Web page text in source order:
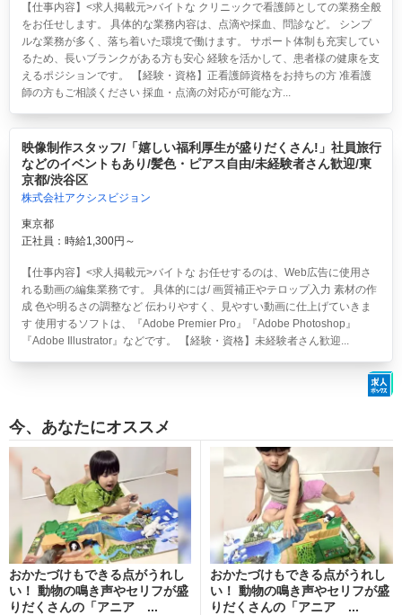
【仕事内容】<求人掲載元>バイトな クリニックで看護師としての業務全般
をお任せします。 具体的な業務内容は、点滴や採血、問診など。 シンプ
ルな業務が多く、落ち着いた環境で働けます。 サポート体制も充実してい
るため、長いブランクがある方も安心 経験を活かして、患者様の健康を支
えるポジションです。 【経験・資格】正看護師資格をお持ちの方 准看護
師の方もご相談ください 採血・点滴の対応が可能な方...
映像制作スタッフ/「嬉しい福利厚生が盛りだくさん!」社員旅行
などのイベントもあり/髪色・ピアス自由/未経験者さん歓迎/東
京都/渋谷区
株式会社アクシスビジョン
東京都
正社員：時給1,300円～
【仕事内容】<求人掲載元>バイトな お任せするのは、Web広告に使用さ
れる動画の編集業務です。 具体的には/ 画質補正やテロップ入力 素材の作
成 色や明るさの調整など 伝わりやすく、見やすい動画に仕上げていきま
す 使用するソフトは、『Adobe Premier Pro』『Adobe Photoshop』
『Adobe Illustrator』などです。 【経験・資格】未経験者さん歓迎...
今、あなたにオススメ
おかたづけもできる点がうれし
い！ 動物の鳴き声やセリフが盛
りだくさんの「アニア ...
おかたづけもできる点がうれし
い！ 動物の鳴き声やセリフが盛
りだくさんの「アニア ...